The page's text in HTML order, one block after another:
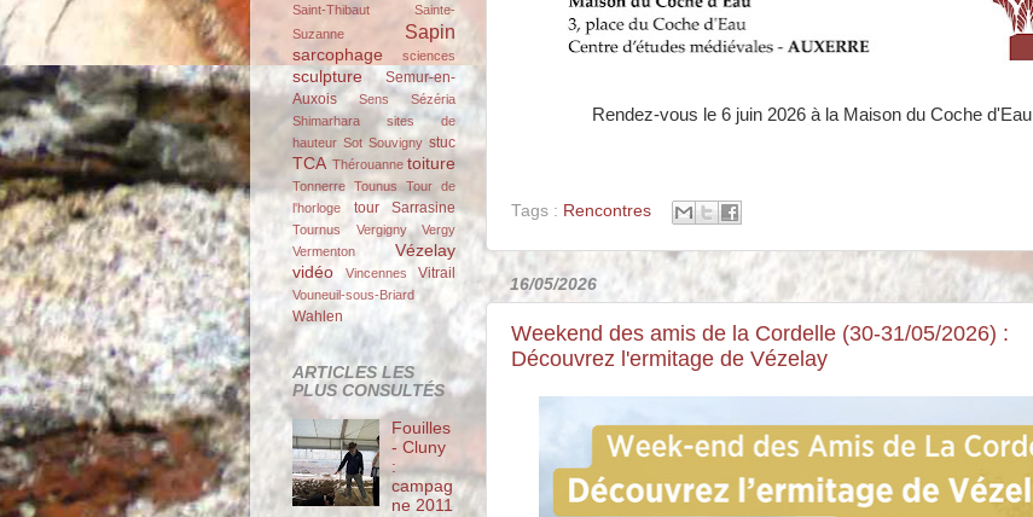
Rendez-vous le 6 juin 2026 à la Maison du Coche d'Eau
Tags : Rencontres
16/05/2026
Weekend des amis de la Cordelle (30-31/05/2026) :
Découvrez l'ermitage de Vézelay
Saint-Thibaut
Sainte-
Suzanne
Sapin
sarcophage sciences
sculpture
Semur-en-
Auxois
Sens
Sézéria
Shimarhara
sites de
hauteur Sot Souvigny stuc
TCA Thérouanne toiture
Tonnerre Tounus Tour de
l'horloge
tour Sarrasine
Tournus Vergigny
Vergy
Vermenton
Vézelay
vidéo
Vincennes Vitrail
Vouneuil-sous-Briard
Wahlen
ARTICLES LES
PLUS CONSULTÉS
Fouilles
- Cluny
:
campag
ne 2011